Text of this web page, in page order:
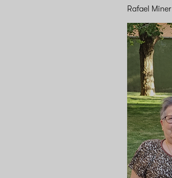
Rafael Miner